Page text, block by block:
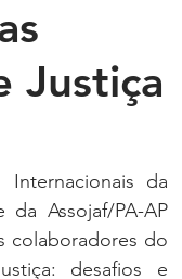
Justiça
da
da Assojaf/PA-AP
colaboradores do
desafios e